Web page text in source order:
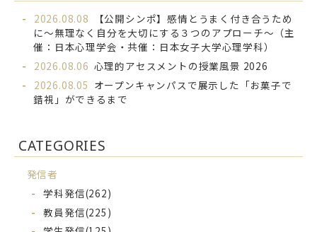
2026.08.08
【公開シンポ】感情とうまく付き合うため
に～無理なく自分を大切にする３つのアプローチ～（主
催：日本心理学会・共催：日本女子大学心理学科）
2026.08.06 心理的アセスメントの授業風景 2026
2026.08.05 オープンキャンパスで展示した「お菓子で
錯視」ができるまで
CATEGORIES
発信者
学科発信(262)
教員発信(225)